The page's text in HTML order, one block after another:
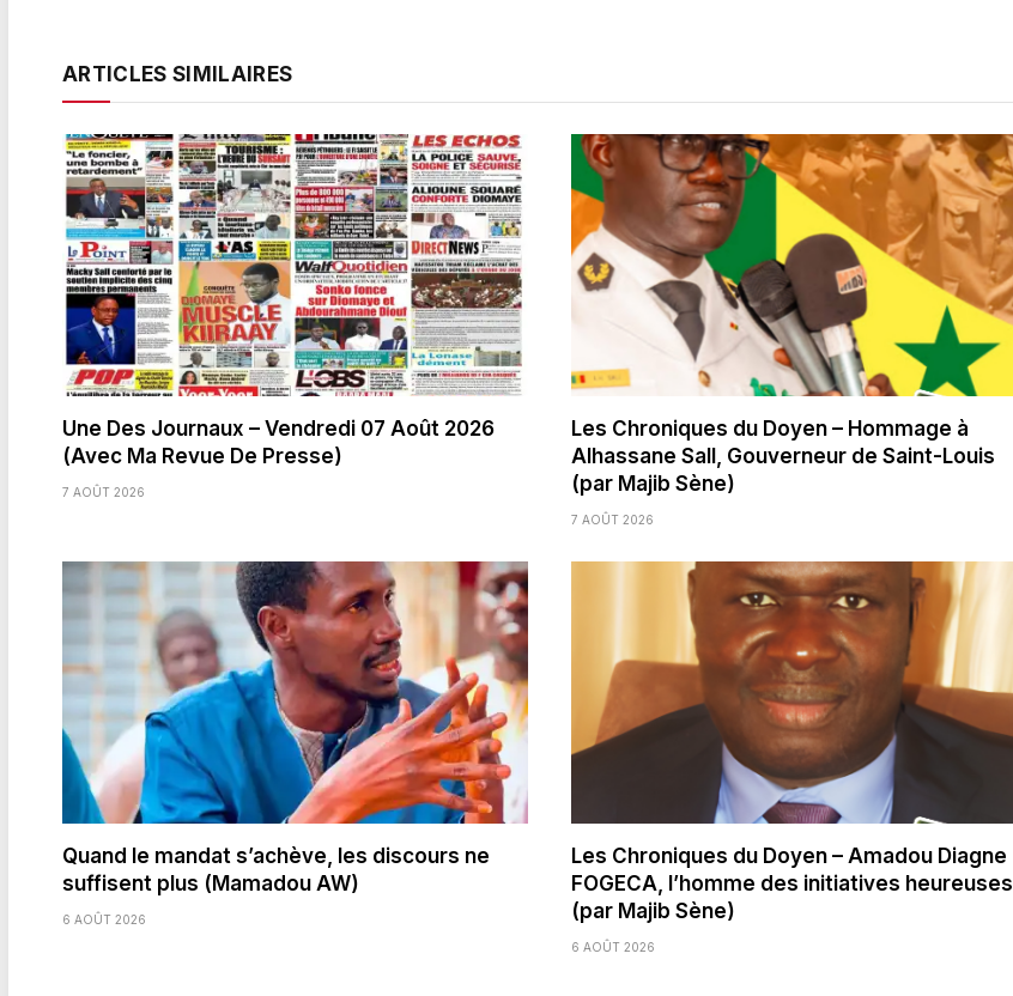
ARTICLES SIMILAIRES
Une Des Journaux – Vendredi 07 Août 2026
(Avec Ma Revue De Presse)
7 AOÛT 2026
Les Chroniques du Doyen – Hommage à
Alhassane Sall, Gouverneur de Saint-Louis
(par Majib Sène)
7 AOÛT 2026
Quand le mandat s’achève, les discours ne
suffisent plus (Mamadou AW)
6 AOÛT 2026
Les Chroniques du Doyen – Amadou Diagne
FOGECA, l’homme des initiatives heureuses
(par Majib Sène)
6 AOÛT 2026